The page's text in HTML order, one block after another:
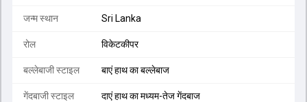
जन्म स्थान Sri Lanka
रोल विकेटकीपर
बल्लेबाजी स्टाइल बाएं हाथ का बल्लेबाज
गेंदबाजी स्टाइल दाएं हाथ का मध्यम-तेज गेंदबाज